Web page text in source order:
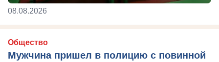
08.08.2026
Общество
Мужчина пришел в полицию с повинной